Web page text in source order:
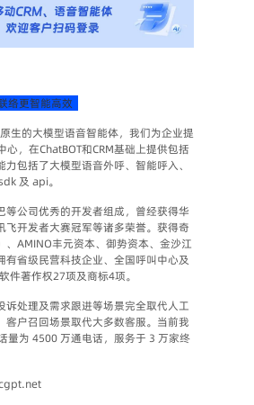
  关于云蝠智能 | 让联络更智能高效
生的大模型语音智能体，我们为企业提
心，在ChatBOT和CRM基础上提供包括
包括了大模型语音外呼、智能呼入、
等公司优秀的开发者组成，曾经获得华
飞开发者大赛冠军等诸多荣誉。获得奇
、AMINO丰元资本、御势资本、金沙江
有省级民营科技企业、全国呼叫中心及
件著作权27项及商标4项。
诉处理及需求跟进等场景完全取代人工
客户召回场景取代大多数客服。当前我
量为 4500 万通电话，服务于 3 万家终